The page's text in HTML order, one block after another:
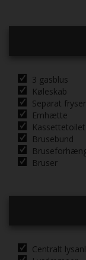
3 gasblus
Køleskab
Separat fryser
Emhætte
Kassettetoilet
Brusebund
Bruser
Centralt